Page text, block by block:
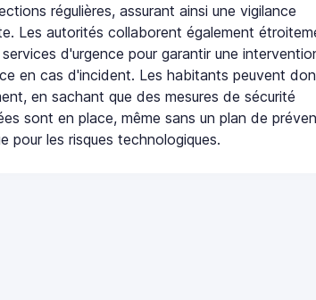
régulières, assurant ainsi une vigilance
Les autorités collaborent également
d'urgence pour garantir une
en cas d'incident. Les habitants peuvent
en sachant que des mesures de sécurité
sont en place, même sans un plan de
pour les risques technologiques.